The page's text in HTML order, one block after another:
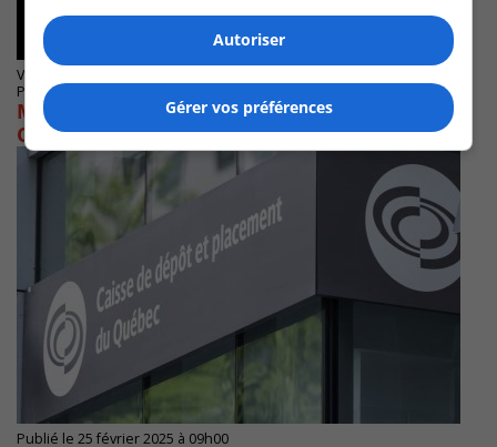
VARENNES
Publié le 4 mars 2025 à 13h20
Martin Damphousse représentera encore la
Couronne Sud de Montréal à l’UMQ
Publié le 25 février 2025 à 09h00
Autoriser
Gérer vos préférences